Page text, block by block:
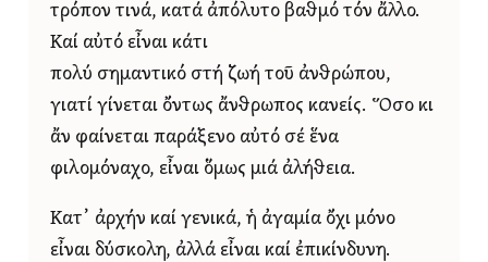
τρόπον τινά, κατά ἀπόλυτο βαθμό τόν ἄλλο.
Καί αὐτό εἶναι κάτι
πολύ σημαντικό στή ζωή τοῦ ἀνθρώπου,
γιατί γίνεται ὄντως ἄνθρωπος κανείς. Ὅσο κι
ἄν φαίνεται παράξενο αὐτό σέ ἕνα
φιλομόναχο, εἶναι ὅμως μιά ἀλήθεια.
Κατ᾿ ἀρχήν καί γενικά, ἡ ἀγαμία ὄχι μόνο
εἶναι δύσκολη, ἀλλά εἶναι καί ἐπικίνδυνη.